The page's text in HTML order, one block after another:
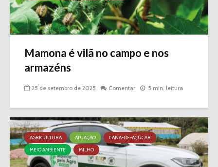
Mamona é vilã no campo e nos
armazéns
25 de setembro de 2025 Comentar 5 min. leitura
AGRICULTURA ATUAÇÃO
CANA-DE-AÇÚCAR
MEIO AMBIENTE
MILHO